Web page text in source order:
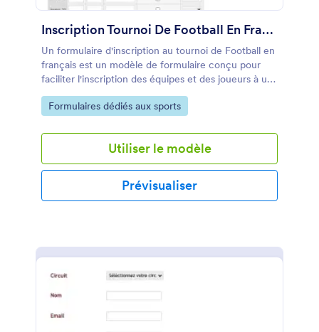
Inscription Tournoi De Football En Français
Un formulaire d'inscription au tournoi de Football en
français est un modèle de formulaire conçu pour
faciliter l'inscription des équipes et des joueurs à un
tournoi de football. Simplifiez le processus
d'inscription et gérez les inscriptions de manière
Go to Category:
Formulaires dédiés aux sports
Utiliser le modèle
Prévisualiser